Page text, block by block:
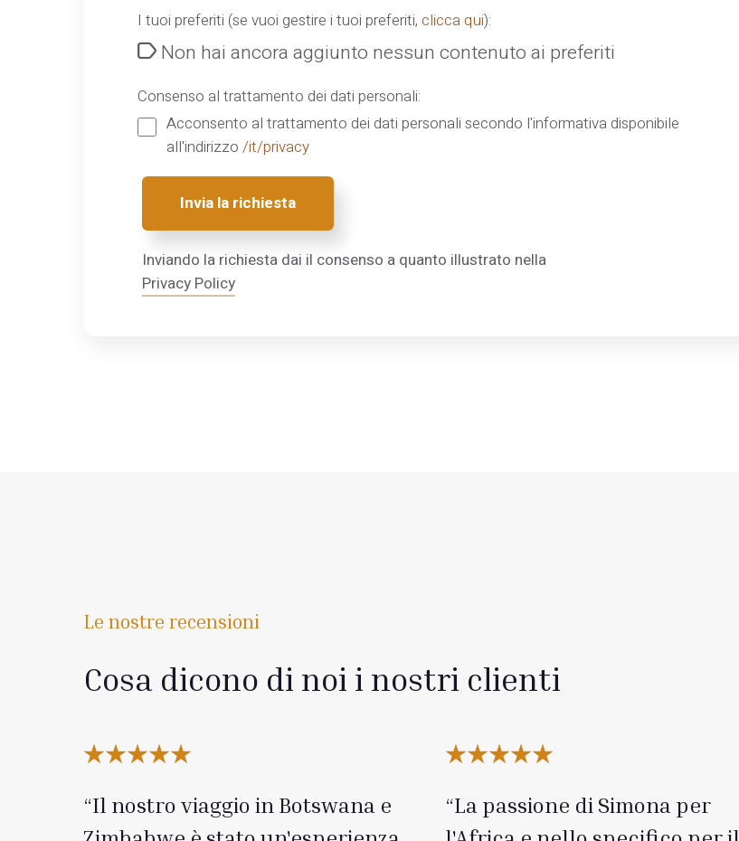
I tuoi preferiti (se vuoi gestire i tuoi preferiti, clicca qui):
Non hai ancora aggiunto nessun contenuto ai preferiti
Consenso al trattamento dei dati personali:
Acconsento al trattamento dei dati personali secondo l'informativa disponibile
all'indirizzo /it/privacy
Invia la richiesta
Inviando la richiesta dai il consenso a quanto illustrato nella
Privacy Policy
Le nostre recensioni
Cosa dicono di noi i nostri clienti
Il nostro viaggio in Botswana e
La passione di Simona per